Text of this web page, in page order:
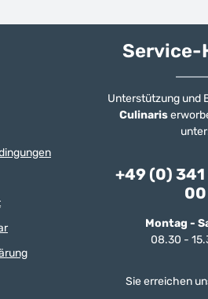
Service-
Unterstützung und
Culinaris
+49 (0)
00
Montag -
08.30 -
Sie erreichen